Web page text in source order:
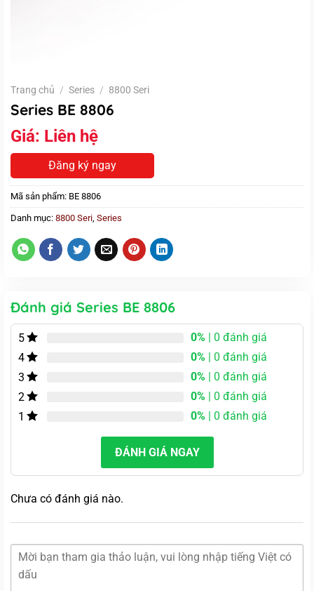
Trang chủ / Series / 8800 Seri
Series BE 8806
Giá: Liên hệ
Đăng ký ngay
Mã sản phẩm: BE 8806
Danh mục: 8800 Seri Series
Đánh giá Series BE 8806
5 0% | 0 đánh giá
4
0% | 0 đánh giá
3
0% | 0 đánh giá
2
0% | 0 đánh giá
1
0% | 0 đánh giá
ĐÁNH GIÁ NGAY
Chưa có đánh giá nào.